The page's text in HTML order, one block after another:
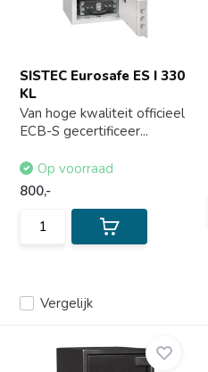
SISTEC Eurosafe ES I 330
KL
Van hoge kwaliteit officieel
ECB-S gecertificeer...
Vergelijk
Op voorraad
800,-